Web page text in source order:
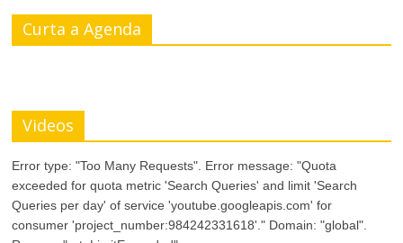
Curta a Agenda
Videos
Error type: "Too Many Requests". Error message: "Quota
exceeded for quota metric 'Search Queries' and limit 'Search
Queries per day' of service 'youtube.googleapis.com' for
consumer 'project_number:984242331618'." Domain: "global".